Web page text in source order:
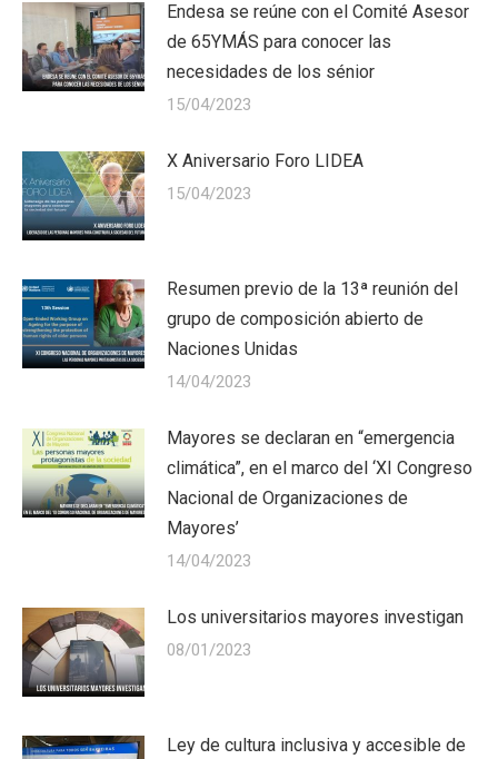
Endesa se reúne con el Comité Asesor
de 65YMÁS para conocer las
necesidades de los sénior
15/04/2023
X Aniversario Foro LIDEA
15/04/2023
Resumen previo de la 13ª reunión del
grupo de composición abierto de
Naciones Unidas
14/04/2023
Mayores se declaran en “emergencia
climática”, en el marco del ‘XI Congreso
Nacional de Organizaciones de
Mayores’
14/04/2023
Los universitarios mayores investigan
08/01/2023
Ley de cultura inclusiva y accesible de